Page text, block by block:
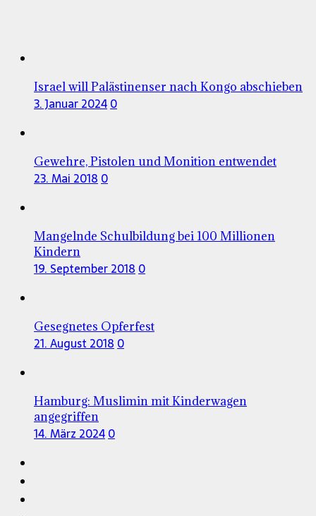
Israel will Palästinenser nach Kongo abschieben
3. Januar 20240
Gewehre, Pistolen und Monition entwendet
23. Mai 2018 0
Mangelnde Schulbildung bei 100 Millionen
Kindern
19. September 2018 0
Gesegnetes Opferfest
21. August 2018 0
Hamburg: Muslimin mit Kinderwagen
angegriffen
14. März 20240